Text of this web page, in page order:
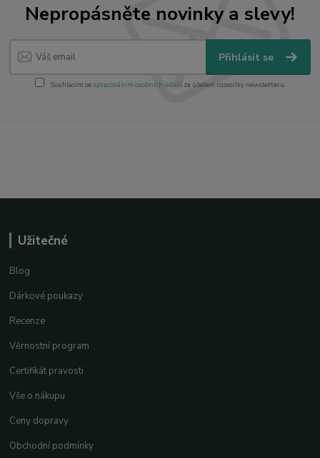
Nepropásněte novinky a slevy!
Přihlásit se
Souhlasím se zpracováním osobních údajůza účelem rozesílky newsletteru.
Užitečné
Blog
Dárkové poukazy
Recenze
Věrnostní program
Certifikát pravosti
Vše o nákupu
Ceny dopravy
Obchodní podmínky